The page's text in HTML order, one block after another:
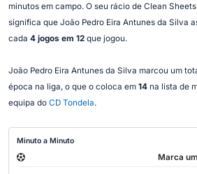
minutos em campo. O seu rácio de Clean
significa que João Pedro Eira Antunes da Silva
cada 4 jogos em 12que jogou.
João Pedro Eira Antunes da Silva marcou um
época na liga, o que o coloca em 14na lista de
equipa do CD Tondela.
Minuto a Minuto
Marca